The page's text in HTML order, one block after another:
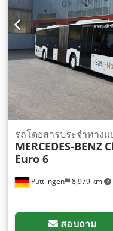
Püttlingen 8,979 km
รถโดยสารประจำทางแ
MERCEDES-BENZ
Euro 6
สอบถาม